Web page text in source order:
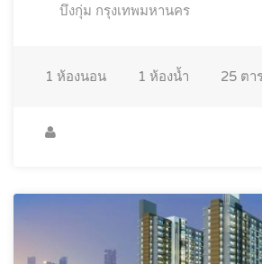
บึงกุ่ม กรุงเทพมหานคร
1 ห้องนอน 1 ห้องน้ำ 25 ตา